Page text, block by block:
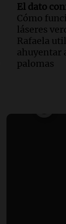
El dato
Cómo
láseres
Rafaela
ahuyentar
palomas